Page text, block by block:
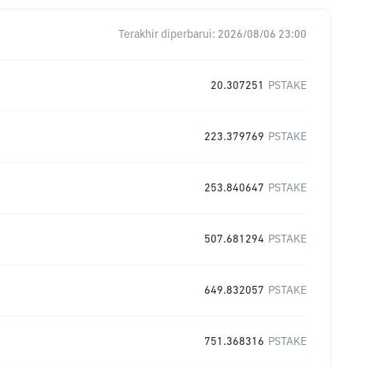
Terakhir diperbarui: 2026/08/06 23:00
20.307251 PSTAKE
223.379769 PSTAKE
253.840647 PSTAKE
507.681294 PSTAKE
649.832057 PSTAKE
751.368316 PSTAKE